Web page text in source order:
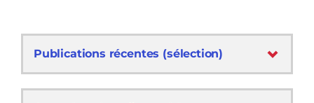
Publications récentes (sélection)